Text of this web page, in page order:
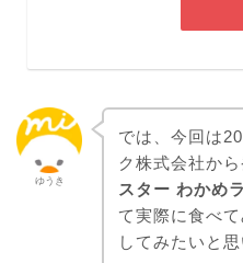
ゆうき
では、今回は
ク株式会社か
スター わかめ
て実際に食べ
してみたいと思